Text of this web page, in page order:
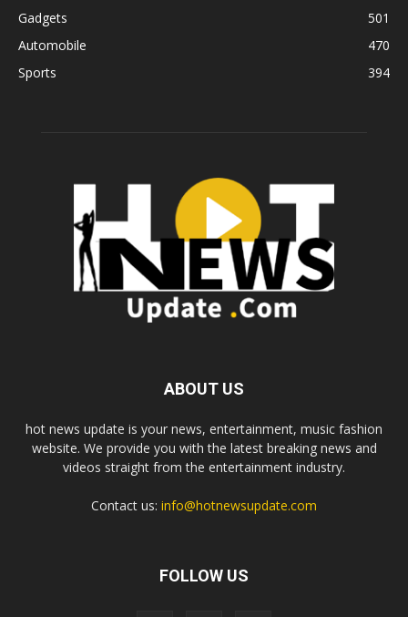
Gadgets
501
Automobile
470
Sports
394
ABOUT US
hot news update is your news, entertainment, music fashion
website. We provide you with the latest breaking news and
videos straight from the entertainment industry.
Contact us: info@hotnewsupdate.com
FOLLOW US